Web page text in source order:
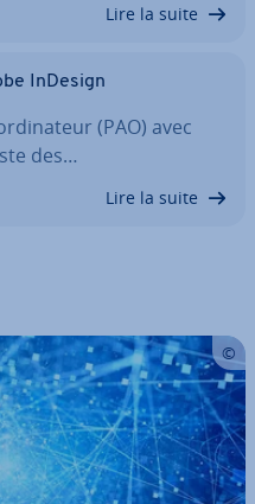
Lire la suite
InDesign
(PAO) avec
des…
Lire la suite